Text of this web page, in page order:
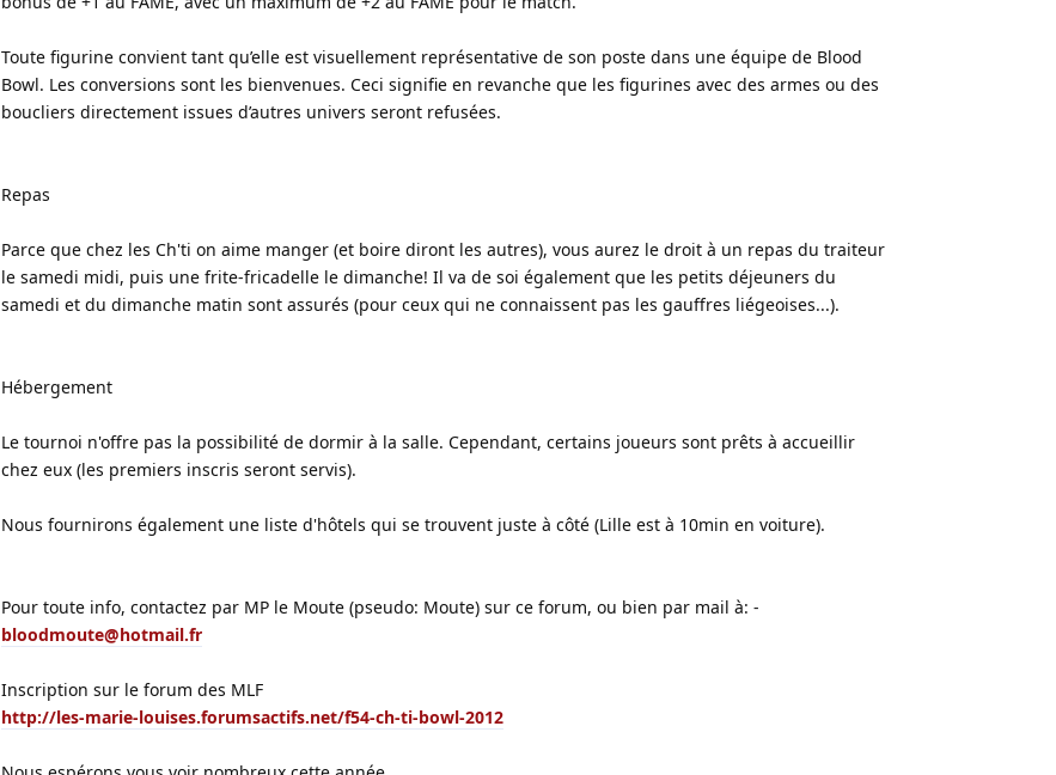
Toute figurine convient tant qu’elle est visuellement représentative de son poste dans une équipe de Blood
Bowl. Les conversions sont les bienvenues. Ceci signifie en revanche que les figurines avec des armes ou des
boucliers directement issues d’autres univers seront refusées.
Repas
Parce que chez les Ch'ti on aime manger (et boire diront les autres), vous aurez le droit à un repas du traiteur
le samedi midi, puis une frite-fricadelle le dimanche! Il va de soi également que les petits déjeuners du
samedi et du dimanche matin sont assurés (pour ceux qui ne connaissent pas les gauffres liégeoises...).
Hébergement
Le tournoi n'offre pas la possibilité de dormir à la salle. Cependant, certains joueurs sont prêts à accueillir
chez eux (les premiers inscris seront servis).
Nous fournirons également une liste d'hôtels qui se trouvent juste à côté (Lille est à 10min en voiture).
Pour toute info, contactez par MP le Moute (pseudo: Moute) sur ce forum, ou bien par mail à: -
bloodmoute@hotmail.fr
Inscription sur le forum des MLF
http://les-marie-louises.forumsactifs.net/f54-ch-ti-bowl-2012